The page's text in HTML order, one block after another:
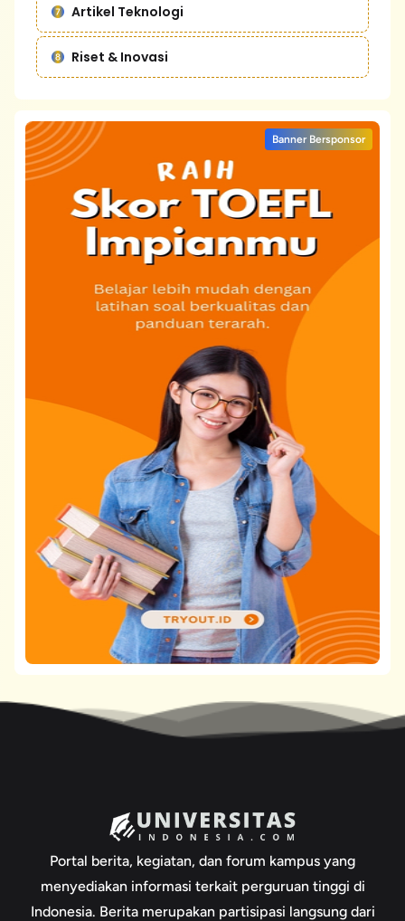
Artikel Teknologi
Riset & Inovasi
Banner Bersponsor
Portal berita, kegiatan, dan forum kampus yang
menyediakan informasi terkait perguruan tinggi di
Indonesia. Berita merupakan partisipasi langsung dari